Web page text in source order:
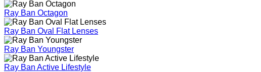
Ray Ban Octagon
Ray Ban Oval Flat Lenses
Ray Ban Youngster
Ray Ban Active Lifestyle